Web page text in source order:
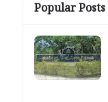
Popular Posts